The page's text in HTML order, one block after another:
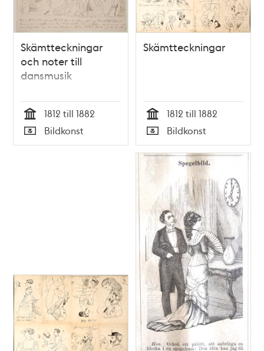
Skämtteckningar
och noter till
dansmusik
Tid
1812 till 1882
Typ
Bildkonst
Skämtteckningar
Tid
1812 till 1882
Typ
Bildkonst